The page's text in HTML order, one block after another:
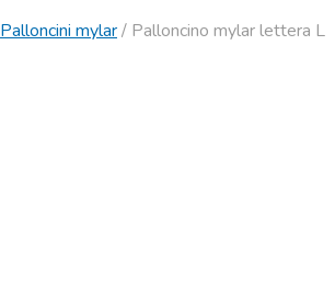
Palloncini mylar/ Palloncino mylar lettera L